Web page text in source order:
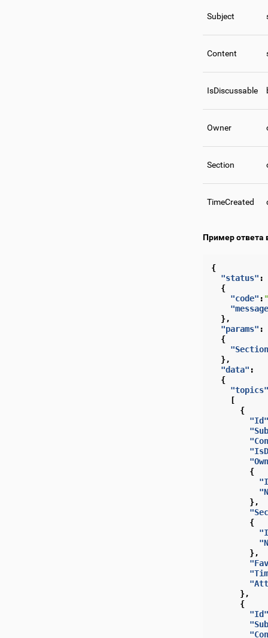
Subject
Content
IsDiscussable
Owner
Section
TimeCreated
Пример ответа
{
"status" :
{
"code" :
},
"params" :
{
},
"data" :
{
"topics"
[
{
"Id"
{
},
{
},
},
{
"Id"